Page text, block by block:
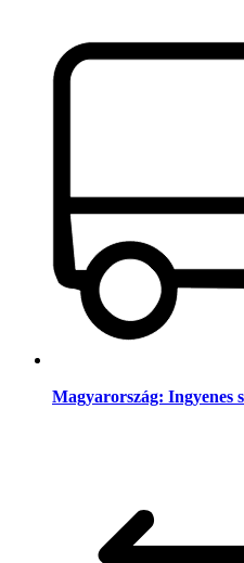
Magyarország: Ingyenes